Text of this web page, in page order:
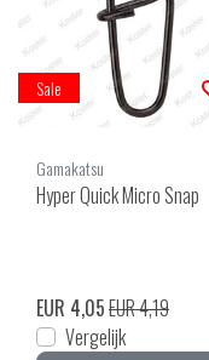
Sale
Gamakatsu
Hyper Quick Micro Snap
EUR 4,05EUR 4,19
Vergelijk